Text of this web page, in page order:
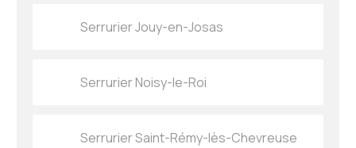
Serrurier Jouy-en-Josas
Serrurier Noisy-le-Roi
Serrurier Saint-Rémy-lès-Chevreuse